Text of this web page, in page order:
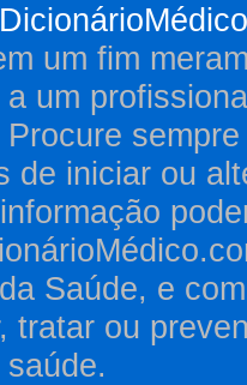
um fim
um
de iniciar ou
Saúde, e
tratar ou